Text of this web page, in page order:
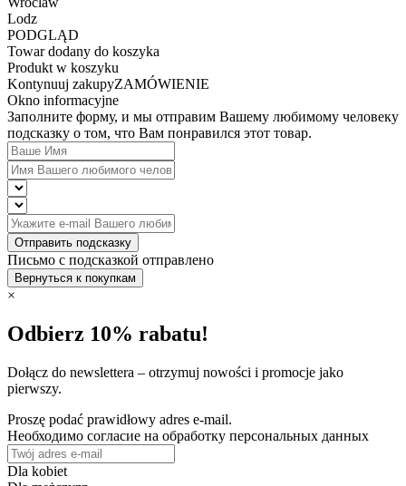
Lodz
PODGLĄD
Towar dodany do koszyka
Produkt w koszyku
Kontynuuj zakupyZAMÓWIENIE
Okno informacyjne
Заполните форму, и мы отправим Вашему любимому человеку
подсказку о том, что Вам понравился этот товар.
Отправить подсказку
Письмо с подсказкой отправлено
Вернуться к покупкам
×
Odbierz 10% rabatu!
Dołącz do newslettera – otrzymuj nowości i promocje jako
pierwszy.
Proszę podać prawidłowy adres e-mail.
Необходимо согласие на обработку персональных данных
Dla kobiet